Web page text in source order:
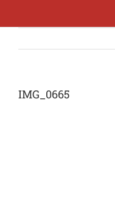
IMG_0665